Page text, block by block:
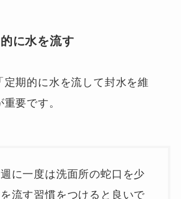
に水を流す
定期的に水を流して封水を維
要です。
に一度は洗面所の蛇口を少
流す習慣をつけると良いで